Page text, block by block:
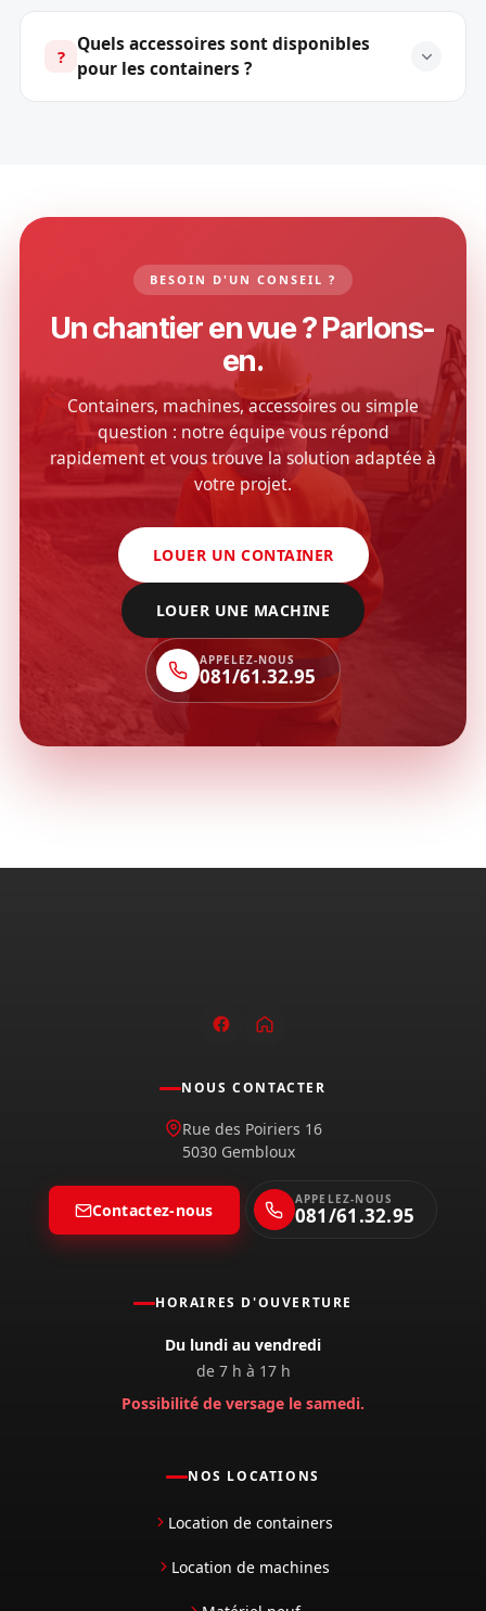
?
Quels accessoires sont disponibles
pour les containers ?
BESOIN D'UN CONSEIL ?
Un chantier en vue ? Parlons-
en.
Containers, machines, accessoires ou simple
question : notre équipe vous répond
rapidement et vous trouve la solution adaptée à
votre projet.
LOUER UN CONTAINER
LOUER UNE MACHINE
APPELEZ-NOUS
081/61.32.95
NOS LOCATIONS
Location de containers
Location de machines
HORAIRES D'OUVERTURE
Du lundi au vendredi
de 7 h à 17 h
Possibilité de versage le samedi.
NOUS CONTACTER
Rue des Poiriers 16
5030 Gembloux
Contactez-nous
APPELEZ-NOUS
081/61.32.95